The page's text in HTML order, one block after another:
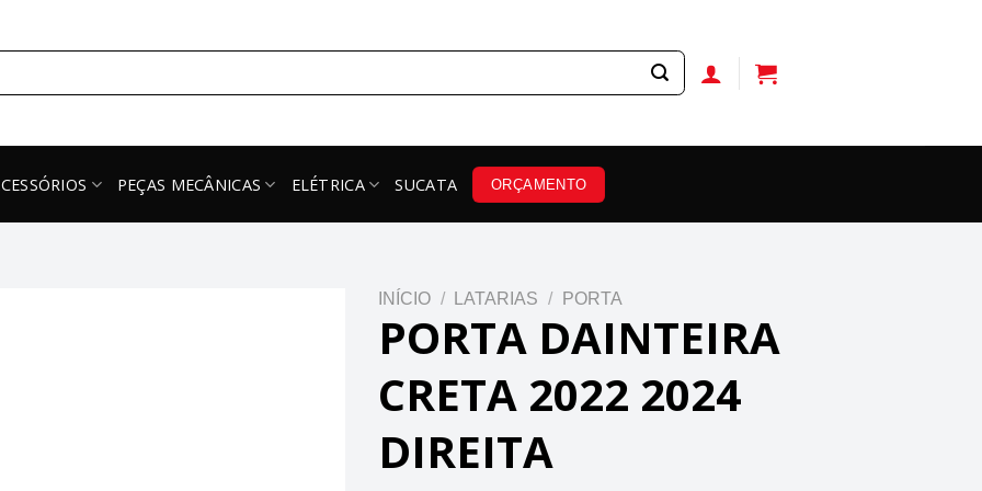
PEÇAS MECÂNICAS ELÉTRICA SUCATA ORÇAMENTO
INÍCIO / LATARIAS / PORTA
PORTA DAINTEIRA
CRETA 2022 2024
DIREITA